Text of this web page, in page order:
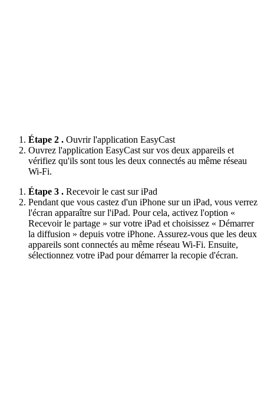
Étape 2 . Ouvrir l'application EasyCast
Ouvrez l'application EasyCast sur vos deux appareils et
vérifiez qu'ils sont tous les deux connectés au même réseau
Wi-Fi.
Étape 3 . Recevoir le cast sur iPad
Pendant que vous castez d'un iPhone sur un iPad, vous verrez
l'écran apparaître sur l'iPad. Pour cela, activez l'option «
Recevoir le partage » sur votre iPad et choisissez « Démarrer
la diffusion » depuis votre iPhone. Assurez-vous que les deux
appareils sont connectés au même réseau Wi-Fi. Ensuite,
sélectionnez votre iPad pour démarrer la recopie d'écran.